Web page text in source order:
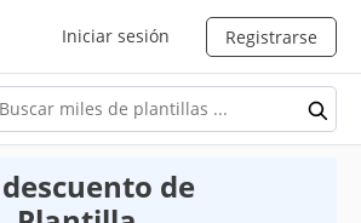
Iniciar sesión Registrarse
de